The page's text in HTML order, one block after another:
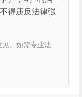
得违反法律强
见。如需专业法